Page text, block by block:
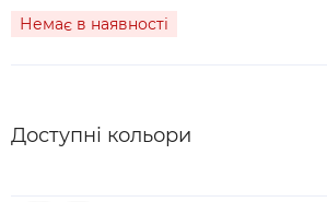
Немає в наявності
Доступні кольори